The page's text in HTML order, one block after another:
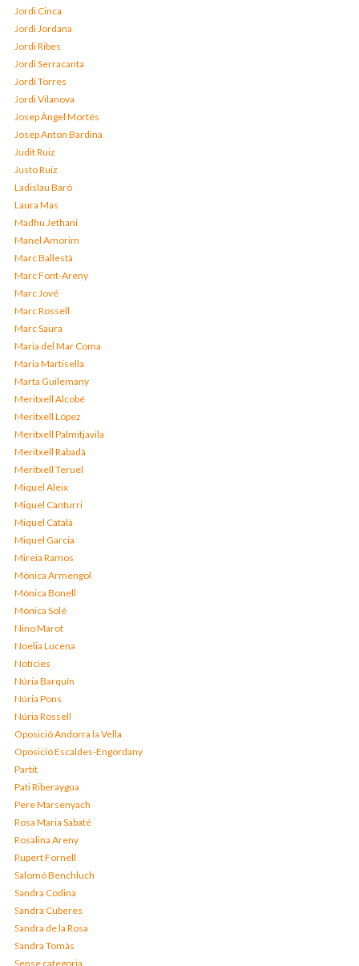
Jordi Cinca
Jordi Jordana
Jordi Ribes
Jordi Serracanta
Jordi Torres
Jordi Vilanova
Josep Àngel Mortés
Josep Anton Bardina
Judit Ruiz
Justo Ruiz
Ladislau Baró
Laura Mas
Madhu Jethani
Manel Amorim
Marc Ballestà
Marc Font-Areny
Marc Jové
Marc Rossell
Marc Saura
Maria del Mar Coma
Maria Martisella
Marta Guilemany
Meritxell Alcobé
Meritxell López
Meritxell Palmitjavila
Meritxell Rabadà
Meritxell Teruel
Miquel Aleix
Miquel Canturri
Miquel Català
Miquel Garcia
Mireia Ramos
Mònica Armengol
Mònica Bonell
Mònica Solé
Nino Marot
Noelia Lucena
Notícies
Núria Barquín
Núria Pons
Núria Rossell
Oposició Andorra la Vella
Oposició Escaldes-Engordany
Partit
Pati Riberaygua
Pere Marsenyach
Rosa Maria Sabaté
Rosalina Areny
Rupert Fornell
Salomó Benchluch
Sandra Codina
Sandra Cuberes
Sandra de la Rosa
Sandra Tomàs
Sense categoria